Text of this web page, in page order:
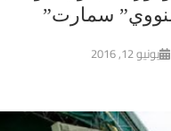
سمارت”
يونيو 12, 2016